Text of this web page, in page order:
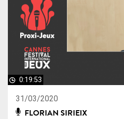
0:19:53
31/03/2020
FLORIAN SIRIEIX